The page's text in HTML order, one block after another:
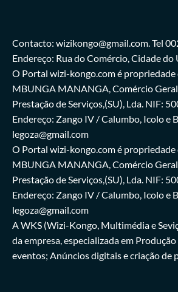
Contacto: wizikongo@gmail.com. Tel
Endereço: Rua do Comércio, Cidade
O Portal wizi-kongo.com é propriedade
MBUNGA MANANGA, Comércio
Prestação de Serviços,(SU), Lda. NIF:
Endereço: Zango IV / Calumbo, Icolo e
legoza@gmail.com
O Portal wizi-kongo.com é propriedade
MBUNGA MANANGA, Comércio
Prestação de Serviços,(SU), Lda. NIF:
Endereço: Zango IV / Calumbo, Icolo e
legoza@gmail.com
A WKS (Wizi-Kongo, Multimédia e
da empresa, especializada em
eventos; Anúncios digitais e criação de